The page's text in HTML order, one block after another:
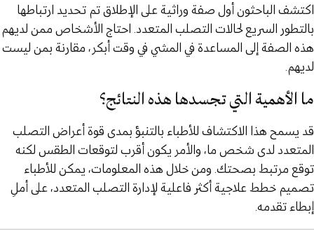
اكتشف الباحثون أول صفة وراثية على الإطلاق تم تحديد ارتباطها
بالتطور السريع لحالات التصلب المتعدد. احتاج الأشخاص ممن لديهم
هذه الصفة إلى المساعدة في المشي في وقت أبكر، مقارنة بمن ليست
لديهم.
ما الأهمية التي تجسدها هذه النتائج؟
قد يسمح هذا الاكتشاف للأطباء بالتنبؤ بمدى قوة أعراض التصلب
المتعدد لدى شخص ما، والأمر يكون أقرب لتوقعات الطقس لكنه
توقع مرتبط بصحتك. ومن خلال هذه المعلومات، يمكن للأطباء
تصميم خطط علاجية أكثر فاعلية لإدارة التصلب المتعدد، على أملِ
إبطاء تقدمه.